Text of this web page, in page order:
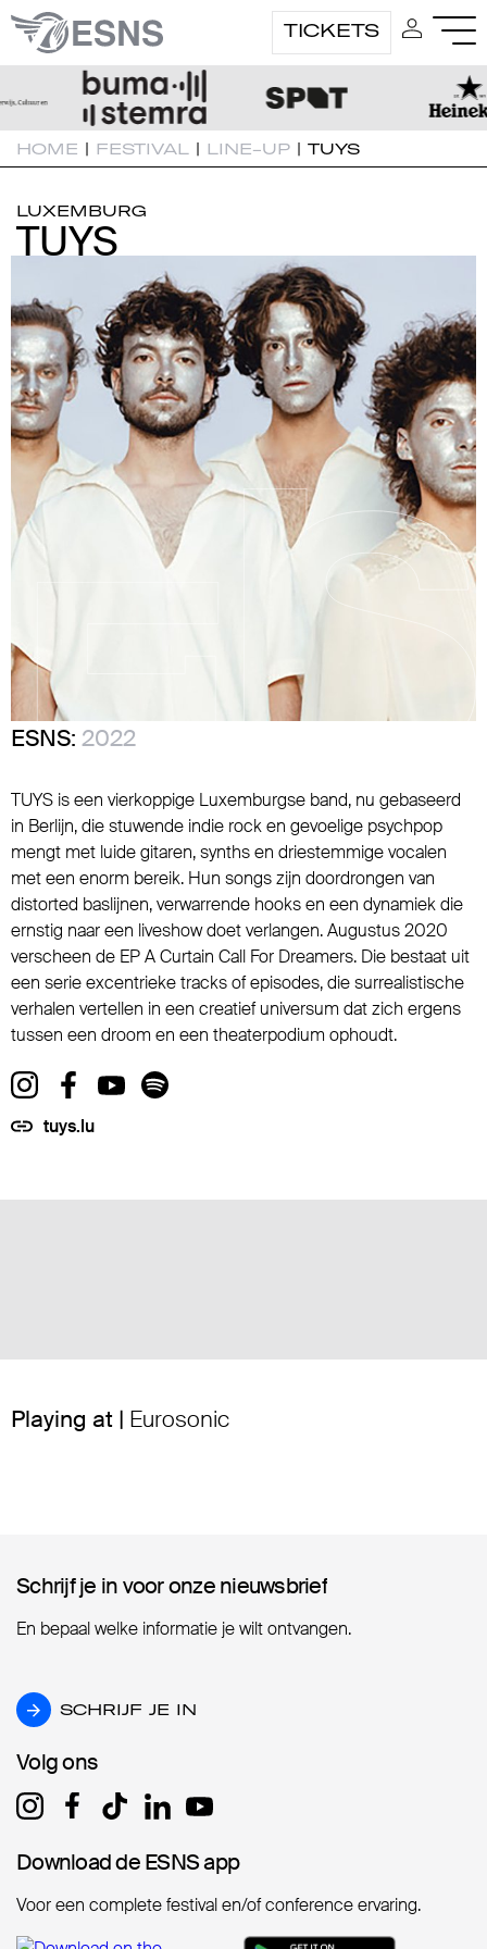
TICKETS
HOME | FESTIVAL | LINE-UP | TUYS
LUXEMBURG
TUYS
TUYS
ESNS: 2022
TUYS is een vierkoppige Luxemburgse band, nu gebaseerd
in Berlijn, die stuwende indie rock en gevoelige psychpop
mengt met luide gitaren, synths en driestemmige vocalen
met een enorm bereik. Hun songs zijn doordrongen van
distorted baslijnen, verwarrende hooks en een dynamiek die
ernstig naar een liveshow doet verlangen. Augustus 2020
verscheen de EP A Curtain Call For Dreamers. Die bestaat uit
een serie excentrieke tracks of episodes, die surrealistische
verhalen vertellen in een creatief universum dat zich ergens
tussen een droom en een theaterpodium ophoudt.
tuys.lu
Playing at | Eurosonic
Schrijf je in voor onze nieuwsbrief
Schrijf je in voor onze nieuwsbrief
En bepaal welke informatie je wilt ontvangen.
SCHRIJF JE IN
SCHRIJF JE IN
Volg ons
Volg ons
Download de ESNS app
Download de ESNS app
Voor een complete festival en/of conference ervaring.